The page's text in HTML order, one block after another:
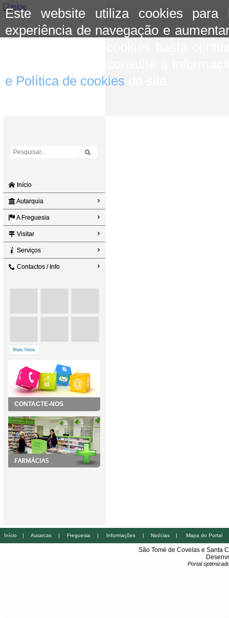
Este website utiliza cookies para
experiência de navegação e
e Política de cookies
Início
Autarquia
A Freguesia
Visitar
Serviços
Contactos / Info
Mais fotos
CONTACTE-NOS
Início | Autarcas | Freguesia | Informações | Notícias | Mapa do Portal
São Tomé de Covelas e Santa
Portal